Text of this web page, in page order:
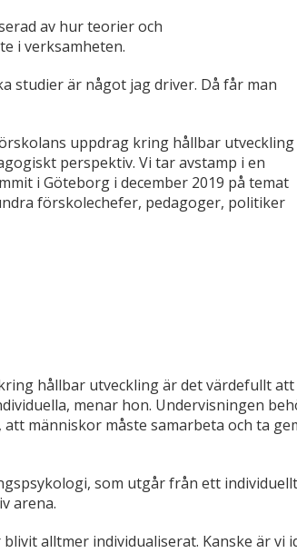
av hur teorier och
i verksamheten.
studier är något jag driver. Då får man
uppdrag kring hållbar utveckling
perspektiv. Vi tar avstamp i en
i Göteborg i december 2019 på temat
förskolechefer, pedagoger, politiker
hållbar utveckling är det värdefullt
menar hon. Undervisningen
människor måste samarbeta och ta
som utgår från ett
arena.
alltmer individualiserat. Kanske är vi